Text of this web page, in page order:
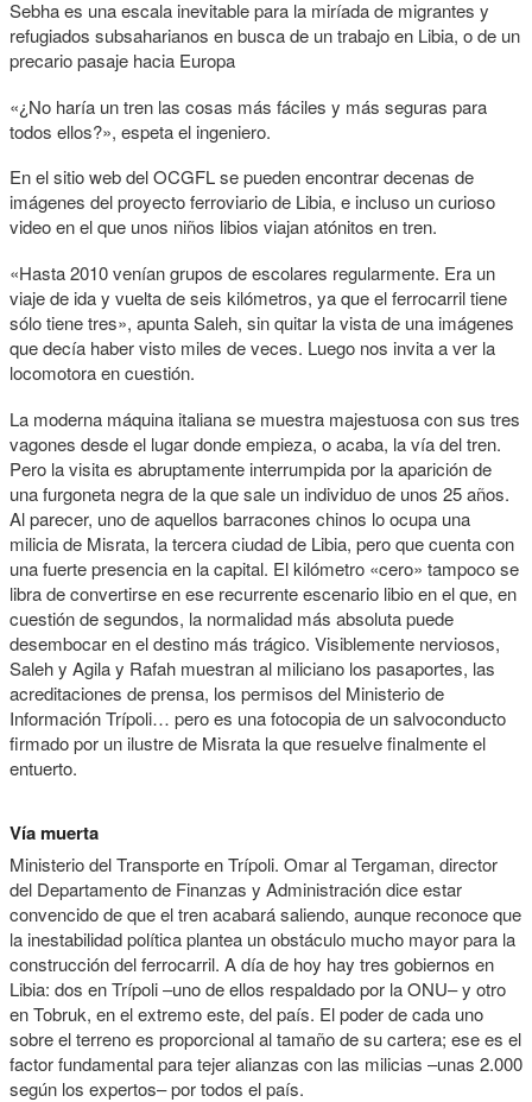
Sebha es una escala inevitable para la miríada de migrantes y
refugiados subsaharianos en busca de un trabajo en Libia, o de un
precario pasaje hacia Europa
«¿No haría un tren las cosas más fáciles y más seguras para
todos ellos?», espeta el ingeniero.
En el sitio web del OCGFL se pueden encontrar decenas de
imágenes del proyecto ferroviario de Libia, e incluso un curioso
video en el que unos niños libios viajan atónitos en tren.
«Hasta 2010 venían grupos de escolares regularmente. Era un
viaje de ida y vuelta de seis kilómetros, ya que el ferrocarril tiene
sólo tiene tres», apunta Saleh, sin quitar la vista de una imágenes
que decía haber visto miles de veces. Luego nos invita a ver la
locomotora en cuestión.
La moderna máquina italiana se muestra majestuosa con sus tres
vagones desde el lugar donde empieza, o acaba, la vía del tren.
Pero la visita es abruptamente interrumpida por la aparición de
una furgoneta negra de la que sale un individuo de unos 25 años.
Al parecer, uno de aquellos barracones chinos lo ocupa una
milicia de Misrata, la tercera ciudad de Libia, pero que cuenta con
una fuerte presencia en la capital. El kilómetro «cero» tampoco se
libra de convertirse en ese recurrente escenario libio en el que, en
cuestión de segundos, la normalidad más absoluta puede
desembocar en el destino más trágico. Visiblemente nerviosos,
Saleh y Agila y Rafah muestran al miliciano los pasaportes, las
acreditaciones de prensa, los permisos del Ministerio de
Información Trípoli… pero es una fotocopia de un salvoconducto
firmado por un ilustre de Misrata la que resuelve finalmente el
entuerto.
Vía muerta
Ministerio del Transporte en Trípoli. Omar al Tergaman, director
del Departamento de Finanzas y Administración dice estar
convencido de que el tren acabará saliendo, aunque reconoce que
la inestabilidad política plantea un obstáculo mucho mayor para la
construcción del ferrocarril. A día de hoy hay tres gobiernos en
Libia: dos en Trípoli –uno de ellos respaldado por la ONU– y otro
en Tobruk, en el extremo este, del país. El poder de cada uno
sobre el terreno es proporcional al tamaño de su cartera; ese es el
factor fundamental para tejer alianzas con las milicias –unas 2.000
según los expertos– por todos el país.